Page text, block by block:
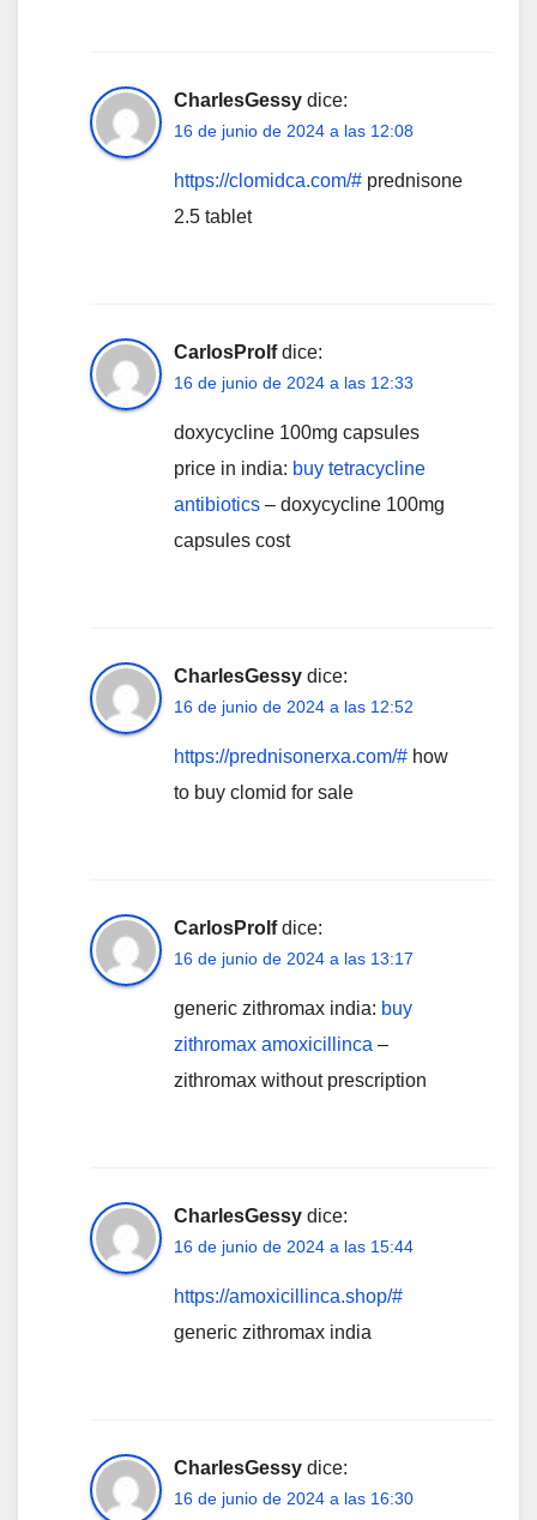
CharlesGessy dice:
16 de junio de 2024 a las 12:08
https://clomidca.com/# prednisone
2.5 tablet
CarlosProlf dice:
16 de junio de 2024 a las 12:33
doxycycline 100mg capsules
price in india: buy tetracycline
antibiotics – doxycycline 100mg
capsules cost
CharlesGessy dice:
16 de junio de 2024 a las 12:52
https://prednisonerxa.com/# how
to buy clomid for sale
CarlosProlf dice:
16 de junio de 2024 a las 13:17
generic zithromax india: buy
zithromax amoxicillinca –
zithromax without prescription
CharlesGessy dice:
16 de junio de 2024 a las 15:44
https://amoxicillinca.shop/#
generic zithromax india
CharlesGessy dice:
16 de junio de 2024 a las 16:30